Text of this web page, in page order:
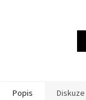
hvězdiček.
Popis Diskuze